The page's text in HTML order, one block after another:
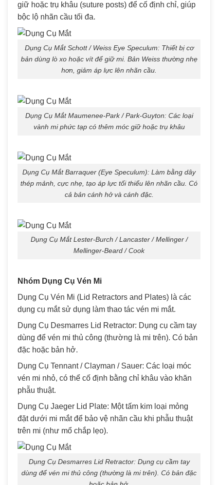
giữ hoặc trụ khâu (suture posts) để cố định chỉ, giúp
bộc lộ nhãn cầu tối đa.
Dụng Cụ Mắt Schott / Weiss Eye Speculum: Thiết bị cơ
bản dùng lò xo hoặc vít để giữ mi. Bản Weiss thường nhẹ
hơn, giảm áp lực lên nhãn cầu.
Dụng Cụ Mắt Maumenee-Park / Park-Guyton: Các loại
vành mi phức tạp có thêm móc giữ hoặc trụ khâu
Dụng Cụ Mắt Barraquer (Eye Speculum): Làm bằng dây
thép mảnh, cực nhẹ, tạo áp lực tối thiểu lên nhãn cầu. Có
cả bản cánh hở và cánh đặc.
Dụng Cụ Mắt Lester-Burch / Lancaster / Mellinger /
Mellinger-Beard / Cook
Nhóm Dụng Cụ Vén Mi
Dụng Cụ Vén Mi (Lid Retractors and Plates) là các
dụng cụ mắt sử dụng làm thao tác vén mi mắt.
Dụng Cụ Desmarres Lid Retractor: Dụng cụ cầm tay
dùng để vén mi thủ công (thường là mi trên). Có bản
đặc hoặc bản hở.
Dụng Cụ Tennant / Clayman / Sauer: Các loại móc
vén mi nhỏ, có thể cố định bằng chỉ khâu vào khăn
phẫu thuật.
Dụng Cụ Jaeger Lid Plate: Một tấm kim loại mỏng
đặt dưới mi mắt để bảo vệ nhãn cầu khi phẫu thuật
trên mi (như mổ chắp lẹo).
Dụng Cụ Desmarres Lid Retractor: Dụng cụ cầm tay
dùng để vén mi thủ công (thường là mi trên). Có bản đặc